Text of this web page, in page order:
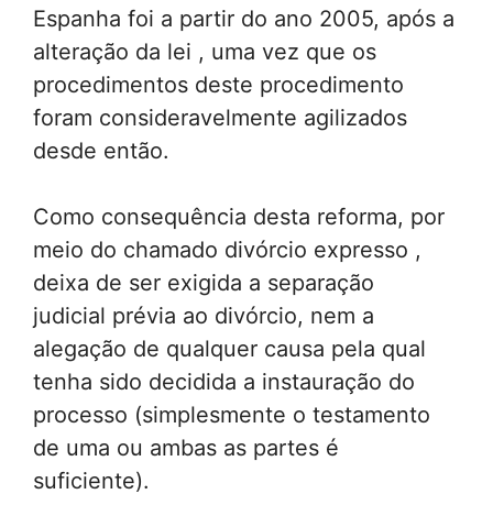
Espanha foi a partir do ano 2005, após a
alteração da lei , uma vez que os
procedimentos deste procedimento
foram consideravelmente agilizados
desde então.
Como consequência desta reforma, por
meio do chamado divórcio expresso ,
deixa de ser exigida a separação
judicial prévia ao divórcio, nem a
alegação de qualquer causa pela qual
tenha sido decidida a instauração do
processo (simplesmente o testamento
de uma ou ambas as partes é
suficiente).